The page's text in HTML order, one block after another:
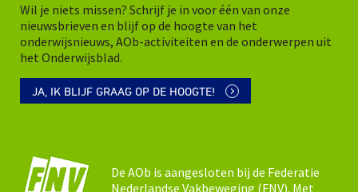
Wil je niets missen? Schrijf je in voor één van onze
nieuwsbrieven en blijf op de hoogte van het
onderwijsnieuws, AOb-activiteiten en de onderwerpen uit
het Onderwijsblad.
JA, IK BLIJF GRAAG OP DE HOOGTE!
De AOb is aangesloten bij de Federatie
Nederlandse Vakbeweging (FNV). Met